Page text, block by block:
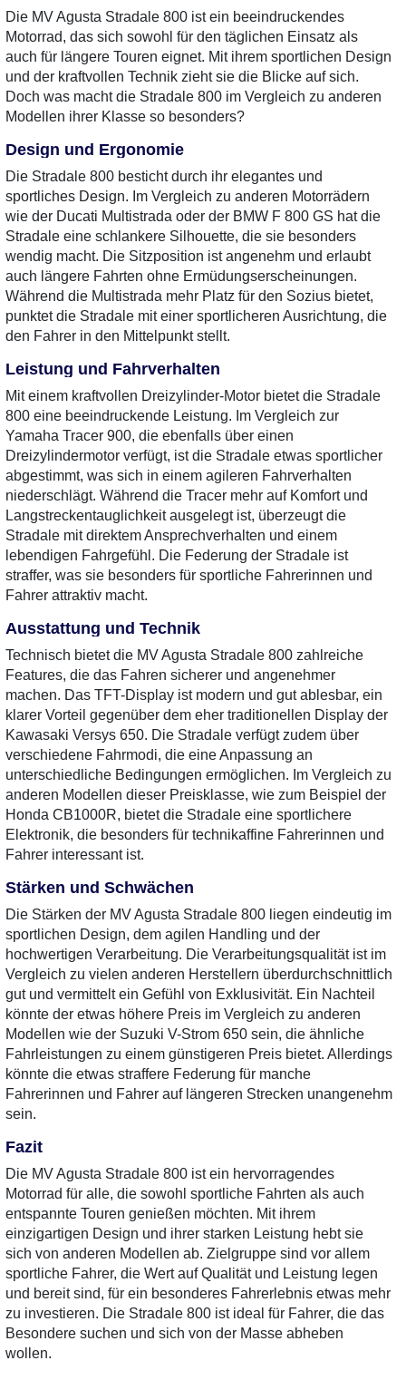
Die MV Agusta Stradale 800 ist ein beeindruckendes
Motorrad, das sich sowohl für den täglichen Einsatz als
auch für längere Touren eignet. Mit ihrem sportlichen Design
und der kraftvollen Technik zieht sie die Blicke auf sich.
Doch was macht die Stradale 800 im Vergleich zu anderen
Modellen ihrer Klasse so besonders?
Design und Ergonomie
Die Stradale 800 besticht durch ihr elegantes und
sportliches Design. Im Vergleich zu anderen Motorrädern
wie der Ducati Multistrada oder der BMW F 800 GS hat die
Stradale eine schlankere Silhouette, die sie besonders
wendig macht. Die Sitzposition ist angenehm und erlaubt
auch längere Fahrten ohne Ermüdungserscheinungen.
Während die Multistrada mehr Platz für den Sozius bietet,
punktet die Stradale mit einer sportlicheren Ausrichtung, die
den Fahrer in den Mittelpunkt stellt.
Leistung und Fahrverhalten
Mit einem kraftvollen Dreizylinder-Motor bietet die Stradale
800 eine beeindruckende Leistung. Im Vergleich zur
Yamaha Tracer 900, die ebenfalls über einen
Dreizylindermotor verfügt, ist die Stradale etwas sportlicher
abgestimmt, was sich in einem agileren Fahrverhalten
niederschlägt. Während die Tracer mehr auf Komfort und
Langstreckentauglichkeit ausgelegt ist, überzeugt die
Stradale mit direktem Ansprechverhalten und einem
lebendigen Fahrgefühl. Die Federung der Stradale ist
straffer, was sie besonders für sportliche Fahrerinnen und
Fahrer attraktiv macht.
Ausstattung und Technik
Technisch bietet die MV Agusta Stradale 800 zahlreiche
Features, die das Fahren sicherer und angenehmer
machen. Das TFT-Display ist modern und gut ablesbar, ein
klarer Vorteil gegenüber dem eher traditionellen Display der
Kawasaki Versys 650. Die Stradale verfügt zudem über
verschiedene Fahrmodi, die eine Anpassung an
unterschiedliche Bedingungen ermöglichen. Im Vergleich zu
anderen Modellen dieser Preisklasse, wie zum Beispiel der
Honda CB1000R, bietet die Stradale eine sportlichere
Elektronik, die besonders für technikaffine Fahrerinnen und
Fahrer interessant ist.
Stärken und Schwächen
Die Stärken der MV Agusta Stradale 800 liegen eindeutig im
sportlichen Design, dem agilen Handling und der
hochwertigen Verarbeitung. Die Verarbeitungsqualität ist im
Vergleich zu vielen anderen Herstellern überdurchschnittlich
gut und vermittelt ein Gefühl von Exklusivität. Ein Nachteil
könnte der etwas höhere Preis im Vergleich zu anderen
Modellen wie der Suzuki V-Strom 650 sein, die ähnliche
Fahrleistungen zu einem günstigeren Preis bietet. Allerdings
könnte die etwas straffere Federung für manche
Fahrerinnen und Fahrer auf längeren Strecken unangenehm
sein.
Fazit
Die MV Agusta Stradale 800 ist ein hervorragendes
Motorrad für alle, die sowohl sportliche Fahrten als auch
entspannte Touren genießen möchten. Mit ihrem
einzigartigen Design und ihrer starken Leistung hebt sie
sich von anderen Modellen ab. Zielgruppe sind vor allem
sportliche Fahrer, die Wert auf Qualität und Leistung legen
und bereit sind, für ein besonderes Fahrerlebnis etwas mehr
zu investieren. Die Stradale 800 ist ideal für Fahrer, die das
Besondere suchen und sich von der Masse abheben
wollen.